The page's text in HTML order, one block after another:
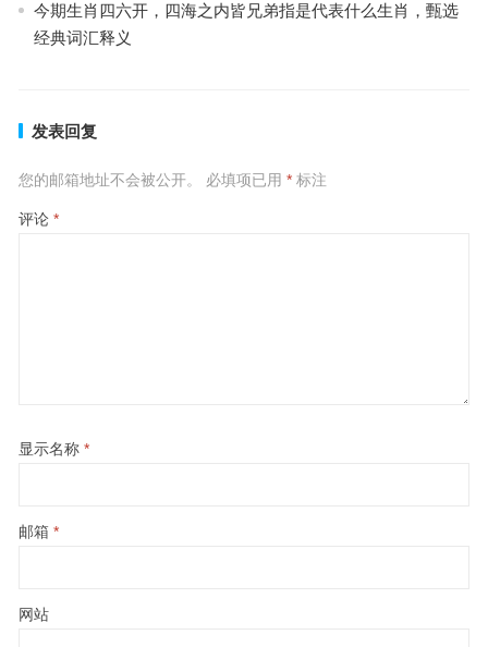
今期生肖四六开，四海之内皆兄弟指是代表什么生肖，甄选
经典词汇释义
发表回复
您的邮箱地址不会被公开。 必填项已用 *标注
评论 *
显示名称 *
邮箱 *
网站